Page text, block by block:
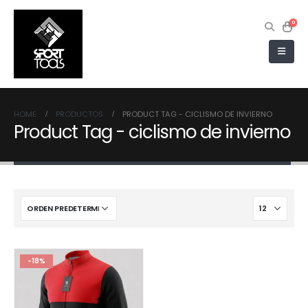
0
HOME PRODUCTOS PRODUCT TAG - CICLISMO DE INVIERNO
Product Tag - ciclismo de invierno
-18%